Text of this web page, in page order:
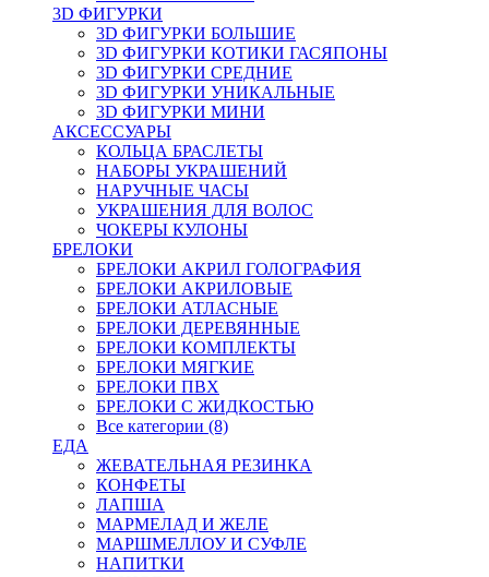
3D ФИГУРКИ
3D ФИГУРКИ БОЛЬШИЕ
3D ФИГУРКИ КОТИКИ ГАСЯПОНЫ
3D ФИГУРКИ СРЕДНИЕ
3D ФИГУРКИ УНИКАЛЬНЫЕ
3D ФИГУРКИ МИНИ
АКСЕССУАРЫ
КОЛЬЦА БРАСЛЕТЫ
НАБОРЫ УКРАШЕНИЙ
НАРУЧНЫЕ ЧАСЫ
УКРАШЕНИЯ ДЛЯ ВОЛОС
ЧОКЕРЫ КУЛОНЫ
БРЕЛОКИ
БРЕЛОКИ АКРИЛ ГОЛОГРАФИЯ
БРЕЛОКИ АКРИЛОВЫЕ
БРЕЛОКИ АТЛАСНЫЕ
БРЕЛОКИ ДЕРЕВЯННЫЕ
БРЕЛОКИ КОМПЛЕКТЫ
БРЕЛОКИ МЯГКИЕ
БРЕЛОКИ ПВХ
БРЕЛОКИ С ЖИДКОСТЬЮ
Все категории (8)
ЕДА
ЖЕВАТЕЛЬНАЯ РЕЗИНКА
КОНФЕТЫ
ЛАПША
МАРМЕЛАД И ЖЕЛЕ
МАРШМЕЛЛОУ И СУФЛЕ
НАПИТКИ